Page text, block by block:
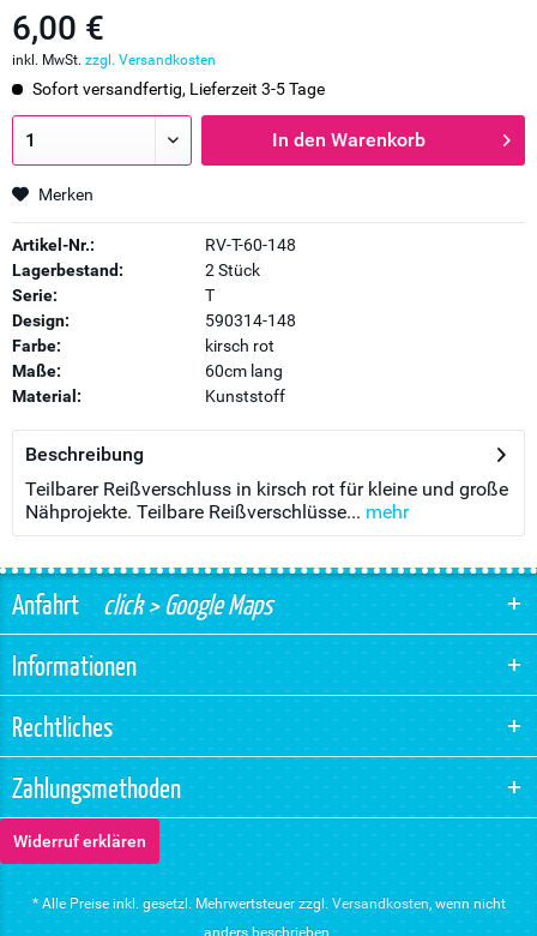
6,00 €
inkl. MwSt. zzgl. Versandkosten
Sofort versandfertig, Lieferzeit 3-5 Tage
In den Warenkorb
Merken
Artikel-Nr.:
RV-T-60-148
Lagerbestand:
2 Stück
Serie:
T
Design:
590314-148
Farbe:
kirsch rot
Maße:
60cm lang
Material:
Kunststoff
Beschreibung
Teilbarer Reißverschluss in kirsch rot für kleine und große
Nähprojekte. Teilbare Reißverschlüsse... mehr
Anfahrtclick > Google Maps
Informationen
Rechtliches
Zahlungsmethoden
Widerruf erklären
* Alle Preise inkl. gesetzl. Mehrwertsteuer zzgl. Versandkosten, wenn nicht